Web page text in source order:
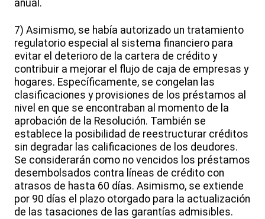
anual.
7) Asimismo, se había autorizado un tratamiento
regulatorio especial al sistema financiero para
evitar el deterioro de la cartera de crédito y
contribuir a mejorar el flujo de caja de empresas y
hogares. Específicamente, se congelan las
clasificaciones y provisiones de los préstamos al
nivel en que se encontraban al momento de la
aprobación de la Resolución. También se
establece la posibilidad de reestructurar créditos
sin degradar las calificaciones de los deudores.
Se considerarán como no vencidos los préstamos
desembolsados contra líneas de crédito con
atrasos de hasta 60 días. Asimismo, se extiende
por 90 días el plazo otorgado para la actualización
de las tasaciones de las garantías admisibles.